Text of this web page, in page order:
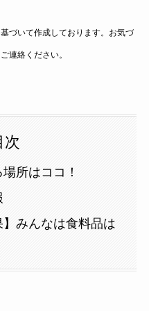
基づいて作成しております。お気づ
連絡ください。
次
所はココ！
】みんなは食料品は